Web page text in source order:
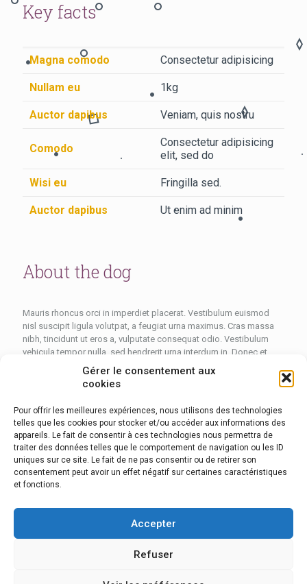
Gérer le consentement aux
cookies
Pour offrir les meilleures expériences, nous utilisons des technologies
telles que les cookies pour stocker et/ou accéder aux informations des
appareils. Le fait de consentir à ces technologies nous permettra de
traiter des données telles que le comportement de navigation ou les ID
uniques sur ce site. Le fait de ne pas consentir ou de retirer son
consentement peut avoir un effet négatif sur certaines caractéristiques
et fonctions.
Accepter
Refuser
Key facts
Magna comodo Consectetur adipisicing
Nullam eu 1kg
Auctor dapibus Veniam, quis nostru
Comodo
Consectetur adipisicing
elit, sed do
Wisi eu Fringilla sed.
Auctor dapibus Ut enim ad minim
About the dog
Mauris rhoncus orci in imperdiet placerat. Vestibulum euismod
nisl suscipit ligula volutpat, a feugiat urna maximus. Cras massa
nibh, tincidunt ut eros a, vulputate consequat odio. Vestibulum
vehicula tempor nulla, sed hendrerit urna interdum in. Donec et
nibh maximus, congue est eu, mattis nunc.
Adopt now
Sed ultrices nisl velit, eu ornare est ullamcorper a. Nunc quis nibh
magna. Proin risus erat, fringilla vel purus sit amet, mattis porta
enim. Duis fermentum.